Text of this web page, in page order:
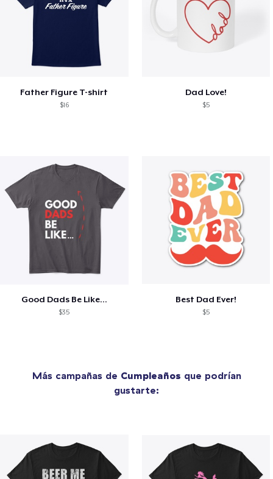
Father Figure T-shirt
$16
Dad Love!
$5
Good Dads Be Like...
$35
Best Dad Ever!
$5
Más campañas de Cumpleaños que podrían
gustarte: